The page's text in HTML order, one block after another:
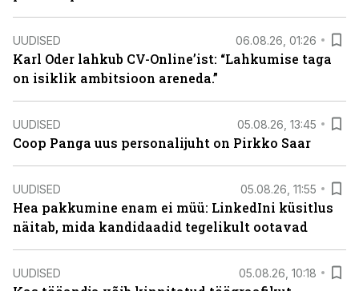
UUDISED 06.08.26, 01:26
Karl Oder lahkub CV-Online’ist: “Lahkumise taga
on isiklik ambitsioon areneda.”
UUDISED 05.08.26, 13:45
Coop Panga uus personalijuht on Pirkko Saar
UUDISED 05.08.26, 11:55
Hea pakkumine enam ei müü: LinkedIni küsitlus
näitab, mida kandidaadid tegelikult ootavad
UUDISED 05.08.26, 10:18